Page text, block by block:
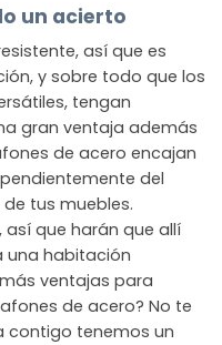
un acierto
así que es
y sobre todo que los
tengan
gran ventaja además
de acero encajan
del
tus muebles.
que harán que allí
una habitación
ventajas para
de acero? No te
contigo tenemos un